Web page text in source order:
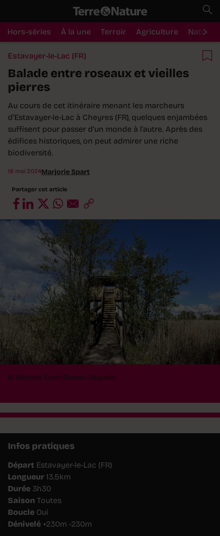
Hors-séries À la une Terroir Agriculture Nature
Estavayer-le-Lac (FR)
Balade entre roseaux et vieilles
pierres
Au cours de cet itinéraire menant les marcheurs
d’Estavayer-le-Lac à Cheyres (FR), quelques enjambées
suffisent pour passer d’un monde à l’autre. Après des
édifices historiques, on peut admirer une riche
biodiversité.
16 mai 2024Marjorie Spart
Partager cet article
© Marjorie Spart/Romain Béguelin
Infos pratiques
Départ Estavayer-le-Lac (FR)
Longueur 13.5km
Durée 3h30
Saison Toutes
Boucle Oui
Dénivelé +230m -230m